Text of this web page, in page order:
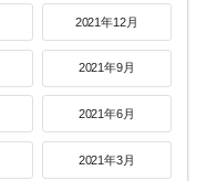
2021年12月
2021年9月
2021年6月
2021年3月